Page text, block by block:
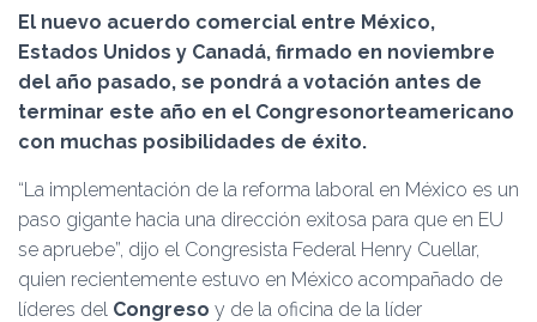
I
El nuevo acuerdo comercial entre México,
Estados Unidos y Canadá, firmado en noviembre
del año pasado, se pondrá a votación antes de
terminar este año en el Congresonorteamericano
con muchas posibilidades de éxito.
“La implementación de la reforma laboral en México es un
paso gigante hacia una dirección exitosa para que en EU
se apruebe”, dijo el Congresista Federal Henry Cuellar,
quien recientemente estuvo en México acompañado de
líderes del Congreso y de la oficina de la líder